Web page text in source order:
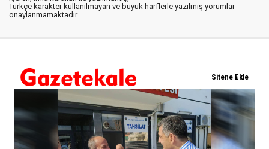
Türkçe karakter kullanılmayan ve büyük harflerle yazılmış yorumlar
onaylanmamaktadır.